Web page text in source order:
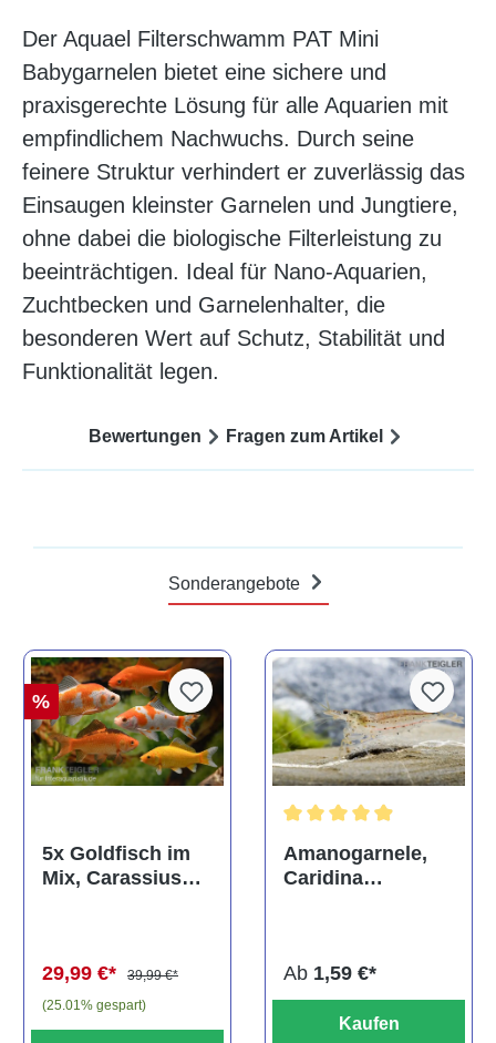
Der Aquael Filterschwamm PAT Mini
Babygarnelen bietet eine sichere und
praxisgerechte Lösung für alle Aquarien mit
empfindlichem Nachwuchs. Durch seine
feinere Struktur verhindert er zuverlässig das
Einsaugen kleinster Garnelen und Jungtiere,
ohne dabei die biologische Filterleistung zu
beeinträchtigen. Ideal für Nano-Aquarien,
Zuchtbecken und Garnelenhalter, die
besonderen Wert auf Schutz, Stabilität und
Funktionalität legen.
Bewertungen Fragen zum Artikel
Sonderangebote
%
5x Goldfisch im
Mix, Carassius
29,99 €*
39,99 €*
(25.01% gespart)
Amanogarnele,
Caridina
Ab 1,59 €*
Kaufen